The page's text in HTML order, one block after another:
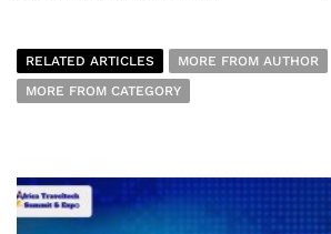
RELATED ARTICLES
MORE FROM AUTHOR
MORE FROM CATEGORY